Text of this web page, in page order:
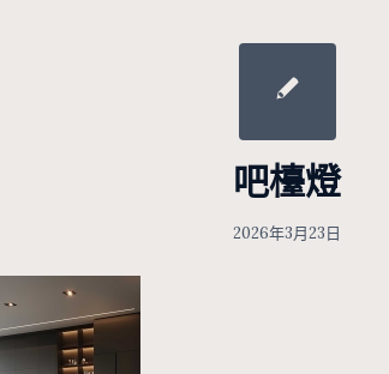
吧檯燈
2026年3月23日